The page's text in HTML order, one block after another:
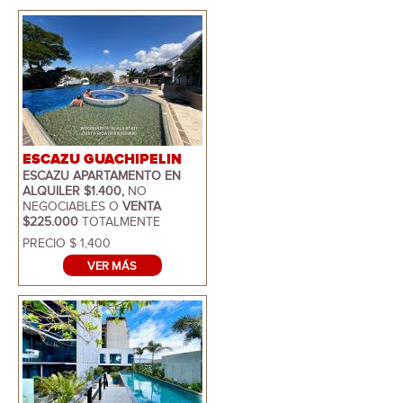
ESCAZU GUACHIPELIN
ESCAZU APARTAMENTO EN
ALQUILER $1.400, NO
NEGOCIABLES OVENTA
$225.000 TOTALMENTE
AMUEBLADO. SE UBICA EN
GUACHIPELIN, EDIFICIOS CON
EXCELENTE SEGURIDAD,
AMENIDADES CON PISCINA
GIMNASIO Y CASA CLUB. EL
APARTAMENTO MIDE 117
METROS INCLUIDO PARQUEOS
Y BODEGA, AREA PRIVADA
MIDE 83 METROS. NOS
OFRECE SALA Y COMEDOR,
BALCON CON LINDA VISTA,
PRECIO $ 1,400
VER MÁS